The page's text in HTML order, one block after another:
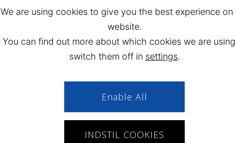
Midzomer wordt gevierd
vreugdevuren
Als je op de avond van 23
Camping, maak dan een
prachtige aanblik van de
In de omgeving wordt
gevierd, waaronder in de
We are using cookies to give you the best experience on
website.
You can find out more about which cookies we are
switch them off in settings.
INDSTIL COOKIES
Enable All